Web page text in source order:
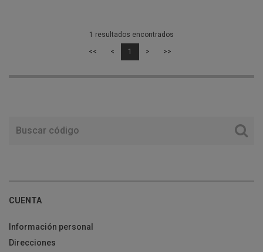
1 resultados encontrados
<< < 1 > >>
CUENTA
Información personal
Direcciones